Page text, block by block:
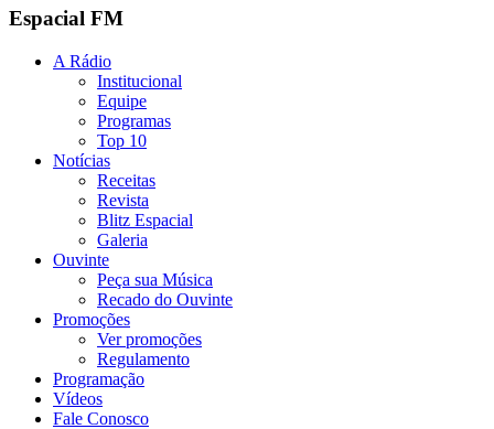
Espacial FM
A Rádio
Institucional
Equipe
Programas
Top 10
Notícias
Receitas
Revista
Blitz Espacial
Galeria
Ouvinte
Peça sua Música
Recado do Ouvinte
Promoções
Ver promoções
Regulamento
Programação
Vídeos
Fale Conosco